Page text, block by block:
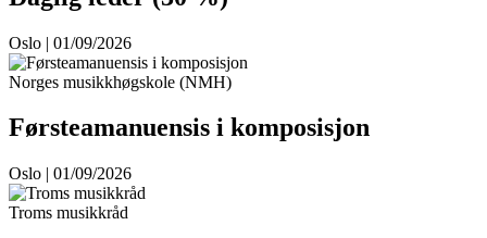
Oslo | 01/09/2026
Norges musikkhøgskole (NMH)
Førsteamanuensis i komposisjon
Oslo | 01/09/2026
Troms musikkråd